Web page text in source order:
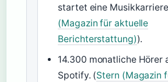
startet eine
(Magazin für aktuelle
Berichterstattung)).
14.300 monatliche Hörer
Spotify. (Stern (Magazin